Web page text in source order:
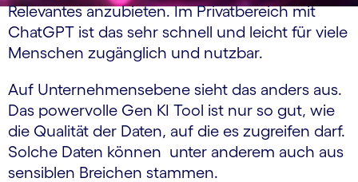
Relevantes anzubieten. Im Privatbereich mit
ChatGPT ist das sehr schnell und leicht für viele
Menschen zugänglich und nutzbar.
Auf Unternehmensebene sieht das anders aus.
Das powervolle Gen KI Tool ist nur so gut, wie
die Qualität der Daten, auf die es zugreifen darf.
Solche Daten können unter anderem auch aus
sensiblen Breichen stammen.